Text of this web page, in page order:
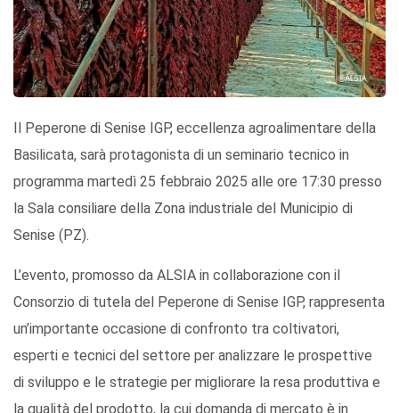
Il Peperone di Senise IGP, eccellenza agroalimentare della
Basilicata, sarà protagonista di un seminario tecnico in
programma martedì 25 febbraio 2025 alle ore 17:30 presso
la Sala consiliare della Zona industriale del Municipio di
Senise (PZ).
L’evento, promosso da ALSIA in collaborazione con il
Consorzio di tutela del Peperone di Senise IGP, rappresenta
un’importante occasione di confronto tra coltivatori,
esperti e tecnici del settore per analizzare le prospettive
di sviluppo e le strategie per migliorare la resa produttiva e
la qualità del prodotto, la cui domanda di mercato è in